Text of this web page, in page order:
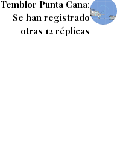
Temblor Punta Cana:
Se han registrado
otras 12 réplicas